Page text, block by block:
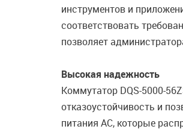
инструментов и
соответствовать
позволяет
Высокая надежность
Коммутатор DQS-5000-
отказоустойчивость и
питания AC, которые